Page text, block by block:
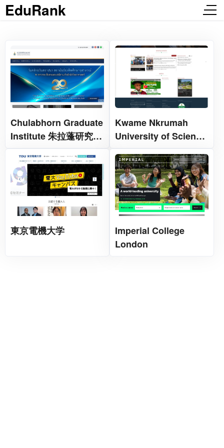
EduRank
Chulabhorn Graduate
Institute 朱拉蓬研究生
院
Kwame Nkrumah
University of Science
and Technology
東京電機大学
Imperial College
London